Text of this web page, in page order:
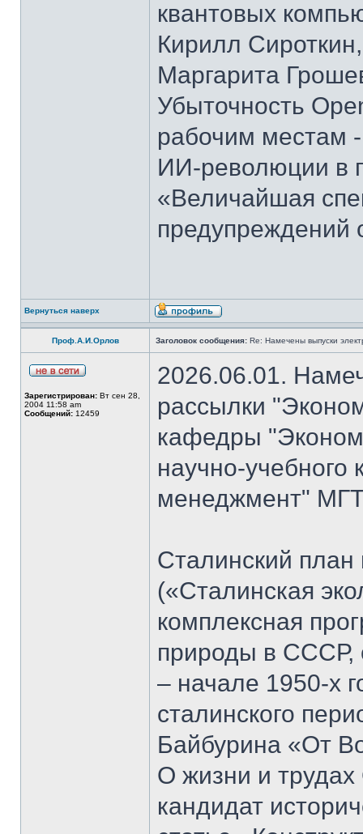
квантовых
Кирилл
Маргарита
Убыточность
рабочим местам
ИИ-революции в
«Величайшая
предупреждений
Вернуться наверх
Проф.А.И.Орлов Заголовок сообщения: Re: Намечены выпуски
Зарегистрирован: Вт сен 28,
2004 11:58 am
Сообщений: 12459
2026.06.01.
рассылки
кафедры
научно-
менеджмент"
Сталинский
(«Сталинская
комплексная
природы в СССР,
– начале 1950-х
сталинского
Байбурина «От
О жизни и
кандидат